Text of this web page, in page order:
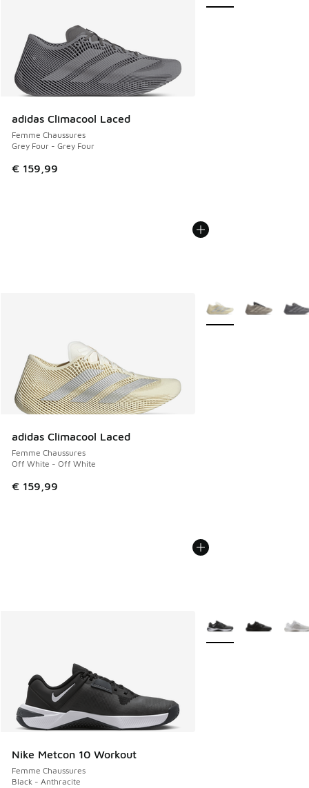
adidas Climacool Laced
Femme Chaussures
Grey Four - Grey Four
€ 159,99
adidas Climacool Laced
Femme Chaussures
Off White - Off White
€ 159,99
Plus de couleurs
Nike Metcon 10 Workout
Femme Chaussures
Black - Anthracite
Plus de couleurs